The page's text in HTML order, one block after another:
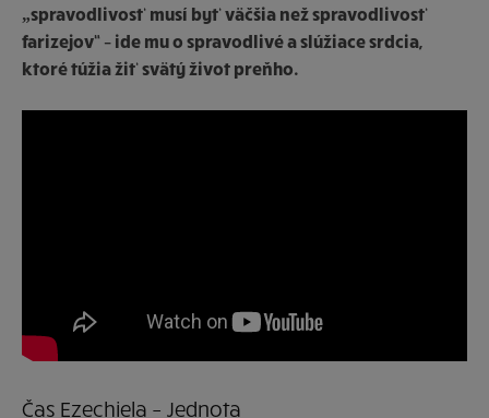
„spravodlivosť musí byť väčšia než spravodlivosť
farizejov“ – ide mu o spravodlivé a slúžiace srdcia,
ktoré túžia žiť svätý život preňho.
Čas Ezechiela – Jednota